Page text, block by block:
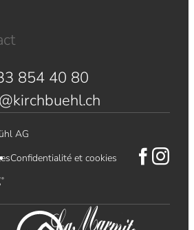
854 40 80
AG
Confidentialité et cookies